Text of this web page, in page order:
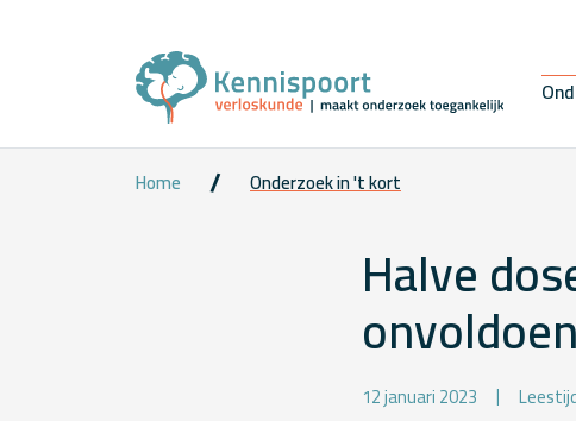
Home Onderzoek in 't kort
Halve
12 januari 2023